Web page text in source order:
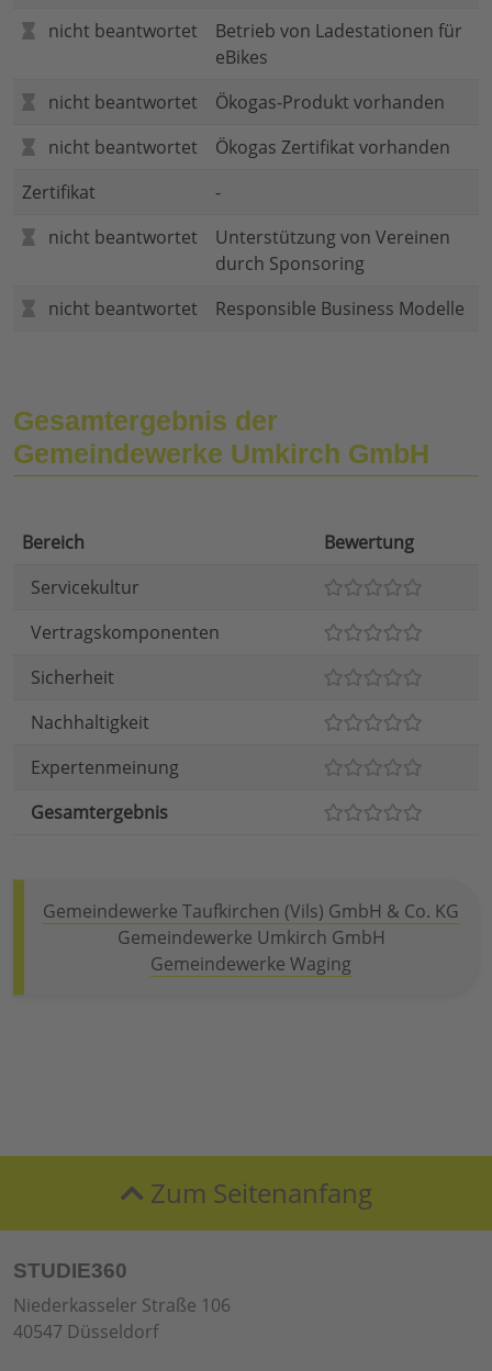
nicht beantwortet
Betrieb von Ladestationen für
eBikes
nicht beantwortet
Ökogas-Produkt vorhanden
nicht beantwortet
Ökogas Zertifikat vorhanden
Zertifikat
-
nicht beantwortet
Unterstützung von Vereinen
durch Sponsoring
nicht beantwortet
Responsible Business Modelle
Gesamtergebnis der
Gemeindewerke Umkirch GmbH
Bereich
Bewertung
Servicekultur
Vertragskomponenten
Sicherheit
Nachhaltigkeit
Expertenmeinung
Gesamtergebnis
Gemeindewerke Taufkirchen (Vils) GmbH & Co. KG
Gemeindewerke Umkirch GmbH
Gemeindewerke Waging
Zum Seitenanfang
STUDIE360
Niederkasseler Straße 106
40547 Düsseldorf